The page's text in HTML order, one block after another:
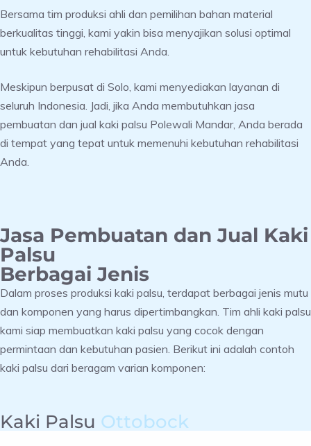
Bersama tim produksi ahli dan pemilihan bahan material
berkualitas tinggi, kami yakin bisa menyajikan solusi optimal
untuk kebutuhan rehabilitasi Anda.
Meskipun berpusat di Solo, kami menyediakan layanan di
seluruh Indonesia. Jadi, jika Anda membutuhkan jasa
pembuatan dan jual kaki palsu Polewali Mandar, Anda berada
di tempat yang tepat untuk memenuhi kebutuhan rehabilitasi
Anda.
Jasa Pembuatan dan Jual Kaki
Palsu
Berbagai Jenis
Dalam proses produksi kaki palsu, terdapat berbagai jenis mutu
dan komponen yang harus dipertimbangkan. Tim ahli kaki palsu
kami siap membuatkan kaki palsu yang cocok dengan
permintaan dan kebutuhan pasien. Berikut ini adalah contoh
kaki palsu dari beragam varian komponen:
Kaki Palsu Ottobock